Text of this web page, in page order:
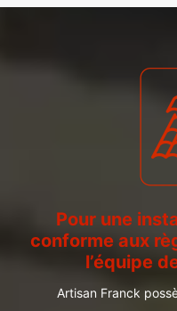
Pour une
conforme aux
l’équipe
Artisan Franck